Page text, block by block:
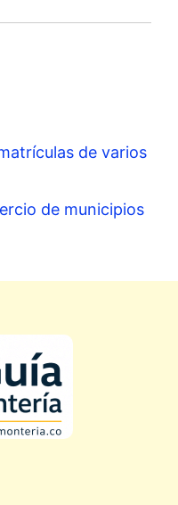
de varios
de municipios